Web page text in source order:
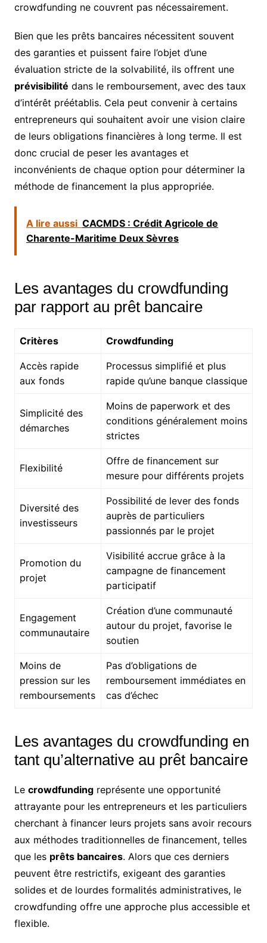
crowdfunding ne couvrent pas nécessairement.
Bien que les prêts bancaires nécessitent souvent
des garanties et puissent faire l’objet d’une
évaluation stricte de la solvabilité, ils offrent une
prévisibilité dans le remboursement, avec des taux
d’intérêt préétablis. Cela peut convenir à certains
entrepreneurs qui souhaitent avoir une vision claire
de leurs obligations financières à long terme. Il est
donc crucial de peser les avantages et
inconvénients de chaque option pour déterminer la
méthode de financement la plus appropriée.
A lire aussi CACMDS : Crédit Agricole de
Charente-Maritime Deux Sèvres
Les avantages du crowdfunding
par rapport au prêt bancaire
Critères Crowdfunding
Accès rapide
aux fonds
Processus simplifié et plus
rapide qu’une banque classique
Simplicité des
démarches
Moins de paperwork et des
conditions généralement moins
strictes
Flexibilité
Offre de financement sur
mesure pour différents projets
Diversité des
investisseurs
Possibilité de lever des fonds
auprès de particuliers
passionnés par le projet
Promotion du
projet
Visibilité accrue grâce à la
campagne de financement
participatif
Engagement
communautaire
Création d’une communauté
autour du projet, favorise le
soutien
Moins de
pression sur les
remboursements
Pas d’obligations de
remboursement immédiates en
cas d’échec
Les avantages du crowdfunding en
tant qu’alternative au prêt bancaire
Le crowdfundingreprésente une opportunité
attrayante pour les entrepreneurs et les particuliers
cherchant à financer leurs projets sans avoir recours
aux méthodes traditionnelles de financement, telles
que les prêts bancaires. Alors que ces derniers
peuvent être restrictifs, exigeant des garanties
solides et de lourdes formalités administratives, le
crowdfunding offre une approche plus accessible et
flexible.